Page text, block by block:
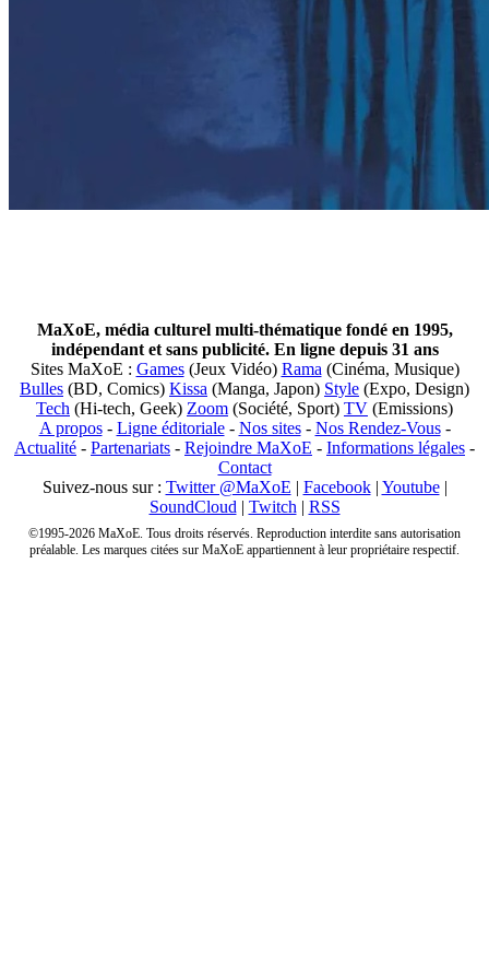
MaXoE, média culturel multi-thématique fondé en 1995,
indépendant et sans publicité. En ligne depuis 31 ans
Sites MaXoE : Games(Jeux Vidéo) Rama (Cinéma, Musique)
Bulles (BD, Comics) Kissa (Manga, Japon) Style (Expo, Design)
Tech (Hi-tech, Geek) Zoom (Société, Sport) TV (Emissions)
A propos- Ligne éditoriale- Nos sites- Nos Rendez-Vous-
Actualité - Partenariats - Rejoindre MaXoE - Informations légales -
Contact
Suivez-nous sur : Twitter @MaXoE | Facebook| Youtube|
SoundCloud | Twitch | RSS
©1995-2026 MaXoE. Tous droits réservés. Reproduction interdite sans autorisation
préalable. Les marques citées sur MaXoE appartiennent à leur propriétaire respectif.